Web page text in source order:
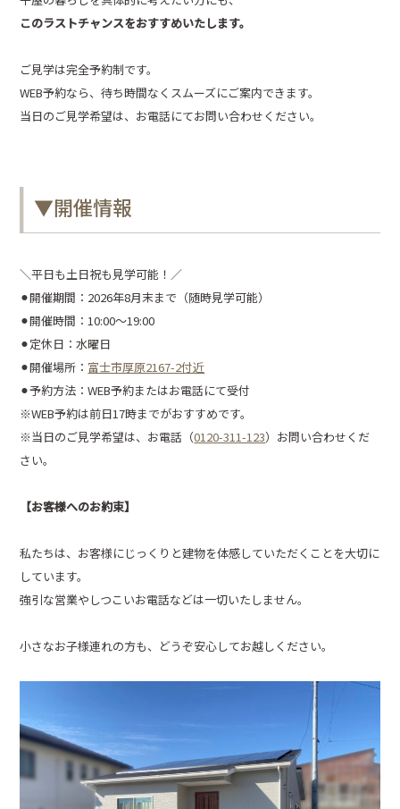
このラストチャンスをおすすめいたします。
ご見学は完全予約制です。
WEB予約なら、待ち時間なくスムーズにご案内できます。
当日のご見学希望は、お電話にてお問い合わせください。
▼開催情報
＼平日も土日祝も見学可能！／
⚫︎開催期間：2026年8月末まで（随時見学可能）
⚫︎開催時間：10:00～19:00
⚫︎定休日：水曜日
⚫︎開催場所： 富士市厚原2167-2付近
⚫︎予約方法：WEB予約またはお電話にて受付
※WEB予約は前日17時までがおすすめです。
※当日のご見学希望は、お電話（0120-311-123）お問い合わせくだ
さい。
【お客様へのお約束】
私たちは、お客様にじっくりと建物を体感していただくことを大切に
しています。
強引な営業やしつこいお電話などは一切いたしません。
小さなお子様連れの方も、どうぞ安心してお越しください。